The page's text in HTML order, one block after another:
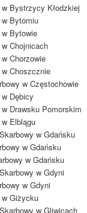
Bystrzycy Kłodzkiej
Bytomiu
Bytowie
Chojnicach
Chorzowie
Choszcznie
w Częstochowie
Dębicy
Drawsku Pomorskim
Elblągu
w Gdańsku
w Gdańsku
w Gdańsku
w Gdyni
w Gdyni
Giżycku
w Gliwicach